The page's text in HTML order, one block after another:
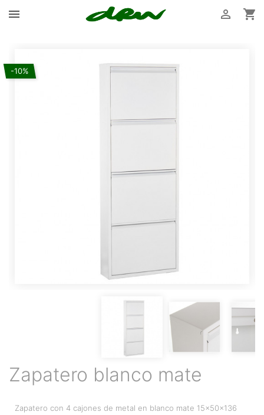
 

-10%
Zapatero blanco mate
Zapatero con 4 cajones de metal en blanco mate 15x50x136